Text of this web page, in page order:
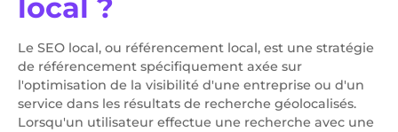
local ?
Le SEO local, ou référencement local, est une stratégie
de référencement spécifiquement axée sur
l'optimisation de la visibilité d'une entreprise ou d'un
service dans les résultats de recherche géolocalisés.
Lorsqu'un utilisateur effectue une recherche avec une